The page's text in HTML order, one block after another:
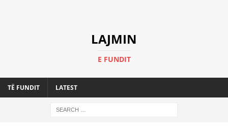
LAJMIN
E FUNDIT
TË FUNDIT LATEST